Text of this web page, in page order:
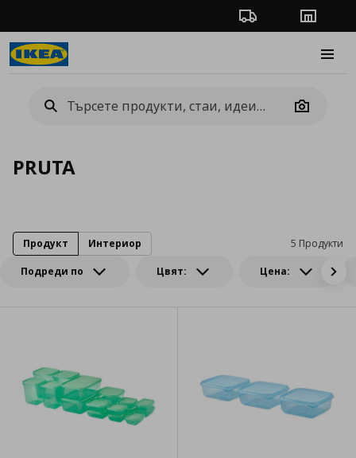
Проследяване на
Camera
PRUTA
Подреди по Цвят: Цена:
5 Продукти
Продукт Интериор